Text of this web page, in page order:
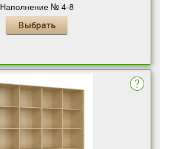
Наполнение № 4-8
Выбрать